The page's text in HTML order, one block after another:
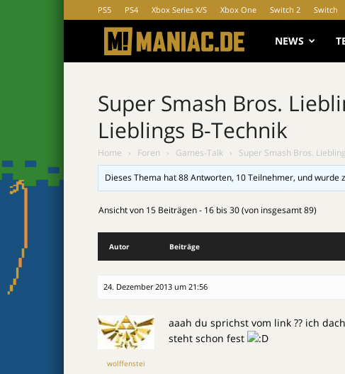
PS5 PS4 Xbox Series X/S Xbox One Switch 2 Switch
MANIAC.de
NEWS
Super Smash Bros.
Lieblings B-Technik
Home › Foren › Games-Talk › Super Smash Bros.
Dieses Thema hat 88 Antworten, 10 Teilnehmer, und wurde
Ansicht von 15 Beiträgen - 16 bis 30 (von insgesamt 89)
Autor Beiträge
24. Dezember 2013 um 21:56
wolffenstei
aaah du sprichst vom link ?? ich
steht schon fest